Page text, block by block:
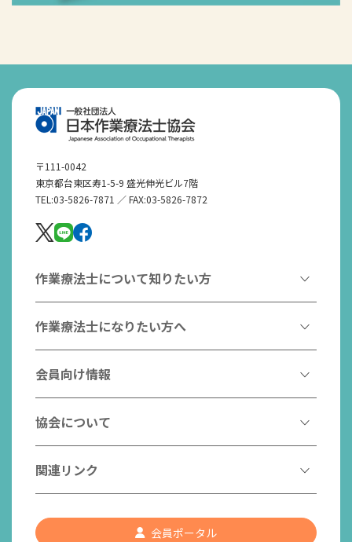
〒111-0042
東京都台東区寿1-5-9 盛光伸光ビル7階
TEL:03-5826-7871 ／ FAX:03-5826-7872
作業療法士について知りたい方
作業療法とは
作業療法士とは
はたらく作業療法士
作業療法士の支援を受ける
チームの中で活躍する作業療法士
認知症の方への作業療法
作業療法士になりたい方へ
作業療法士になるには
作業療法士として活躍する先輩
こんなところで活躍！作業療法士
入会案内
会員向け情報
協会からのお知らせ
研修会一覧
日本作業療法学会
協会について
会長挨拶
社員名簿
関連リンク
都道府県作業療法士会 会員ポータル